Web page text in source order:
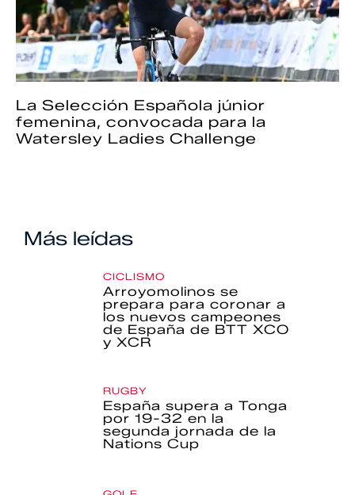
La Selección Española júnior
femenina, convocada para la
Watersley Ladies Challenge
Más leídas
CICLISMO
Arroyomolinos se
prepara para coronar a
los nuevos campeones
de España de BTT XCO
y XCR
RUGBY
España supera a Tonga
por 19-32 en la
segunda jornada de la
Nations Cup